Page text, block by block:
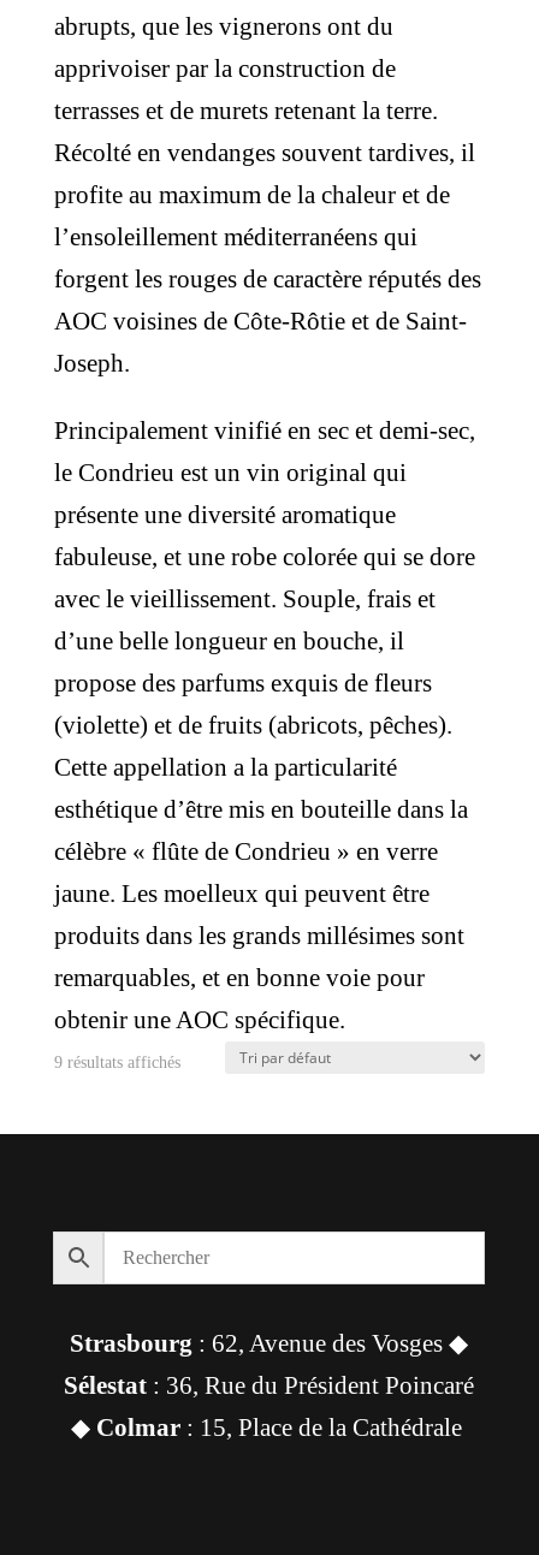
abrupts, que les vignerons ont du
apprivoiser par la construction de
terrasses et de murets retenant la terre.
Récolté en vendanges souvent tardives, il
profite au maximum de la chaleur et de
l’ensoleillement méditerranéens qui
forgent les rouges de caractère réputés des
AOC voisines de Côte-Rôtie et de Saint-
Joseph.
Principalement vinifié en sec et demi-sec,
le Condrieu est un vin original qui
présente une diversité aromatique
fabuleuse, et une robe colorée qui se dore
avec le vieillissement. Souple, frais et
d’une belle longueur en bouche, il
propose des parfums exquis de fleurs
(violette) et de fruits (abricots, pêches).
Cette appellation a la particularité
esthétique d’être mis en bouteille dans la
célèbre « flûte de Condrieu » en verre
jaune. Les moelleux qui peuvent être
produits dans les grands millésimes sont
remarquables, et en bonne voie pour
obtenir une AOC spécifique.
9 résultats affichés
Strasbourg : 62, Avenue des Vosges ◆
Sélestat : 36, Rue du Président Poincaré
◆ Colmar: 15, Place de la Cathédrale